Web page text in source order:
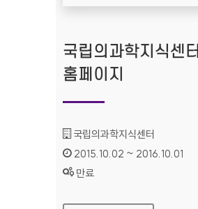
국립의과학지식센터
홈페이지
기관명 :
국립의과학지식센터
인증기간 :
2015.10.02 ~ 2016.10.01
상태 :
만료